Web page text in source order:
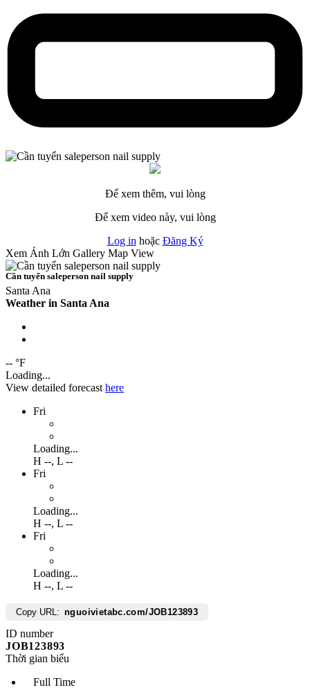
Để xem thêm, vui lòng
Để xem video này, vui lòng
Log in hoặc Đăng Ký
Xem Ảnh Lớn Gallery Map View
Cần tuyển saleperson nail supply
Santa Ana
Weather in Santa Ana
-- °F
Loading...
View detailed forecast here
Fri
Loading...
H --, L --
Fri
Loading...
H --, L --
Fri
Loading...
H --, L --
Copy URL: nguoivietabc.com/JOB123893
ID number
JOB123893
Thời gian biểu
Full Time